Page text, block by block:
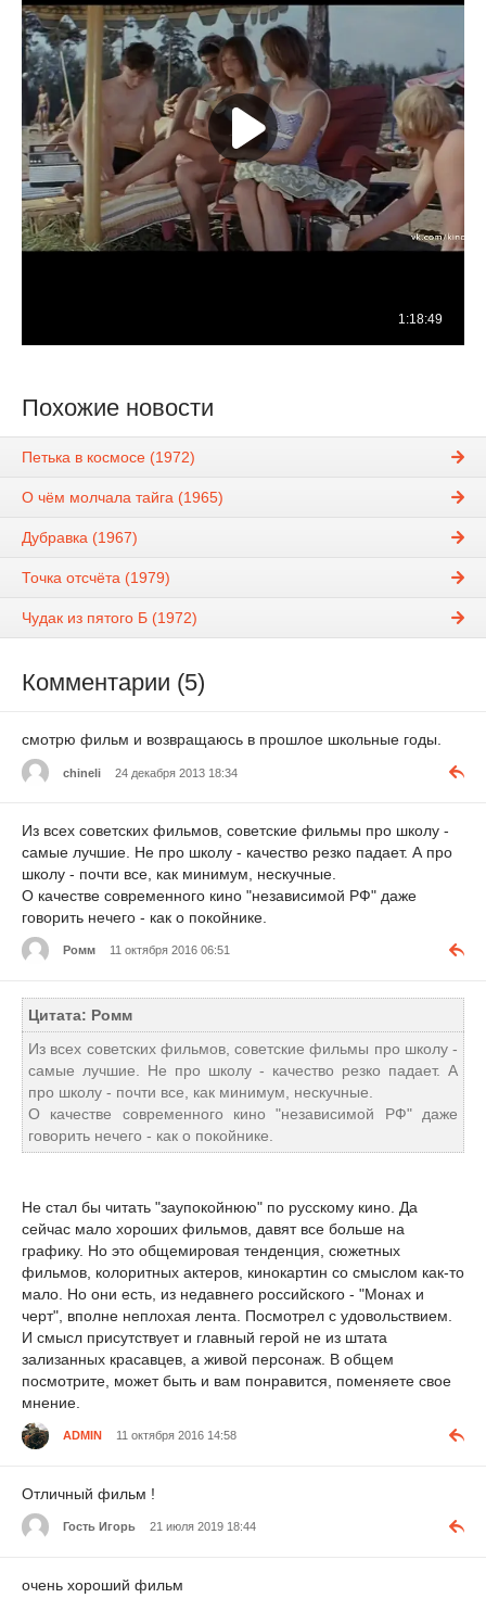
Похожие новости
Петька в космосе (1972)
О чём молчала тайга (1965)
Дубравка (1967)
Точка отсчёта (1979)
Чудак из пятого Б (1972)
Комментарии (5)
смотрю фильм и возвращаюсь в прошлое школьные годы.
chineli 24 декабря 2013 18:34
Из всех советских фильмов, советские фильмы про школу -
самые лучшие. Не про школу - качество резко падает. А про
школу - почти все, как минимум, нескучные.
О качестве современного кино "независимой РФ" даже
говорить нечего - как о покойнике.
Ромм 11 октября 2016 06:51
Цитата: Ромм
Из всех советских фильмов, советские фильмы про школу -
самые лучшие. Не про школу - качество резко падает. А
про школу - почти все, как минимум, нескучные.
О качестве современного кино "независимой РФ" даже
говорить нечего - как о покойнике.
Не стал бы читать "заупокойнюю" по русскому кино. Да
сейчас мало хороших фильмов, давят все больше на
графику. Но это общемировая тенденция, сюжетных
фильмов, колоритных актеров, кинокартин со смыслом как-то
мало. Но они есть, из недавнего российского - "Монах и
черт", вполне неплохая лента. Посмотрел с удовольствием.
И смысл присутствует и главный герой не из штата
зализанных красавцев, а живой персонаж. В общем
посмотрите, может быть и вам понравится, поменяете свое
мнение.
ADMIN 11 октября 2016 14:58
Отличный фильм !
Гость Игорь 21 июля 2019 18:44
очень хороший фильм